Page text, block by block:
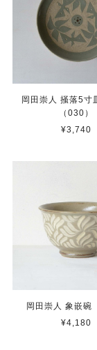
岡田崇人 掻落5寸
（030）
¥3,740
岡田崇人 象嵌碗
¥4,180